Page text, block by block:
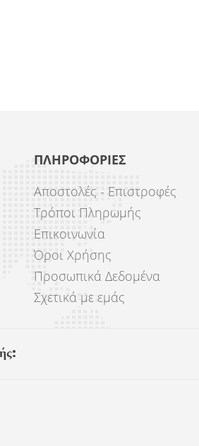
ΠΛΗΡΟΦΟΡΊΕΣ
Αποστολές - Επιστροφές
Τρόποι Πληρωμής
Επικοινωνία
Όροι Χρήσης
Προσωπικά Δεδομένα
Σχετικά με εμάς